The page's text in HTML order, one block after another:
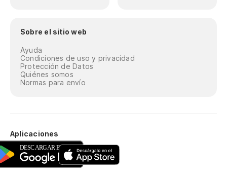
Sobre el sitio web
Ayuda
Condiciones de uso y privacidad
Protección de Datos
Quiénes somos
Normas para envío
Aplicaciones